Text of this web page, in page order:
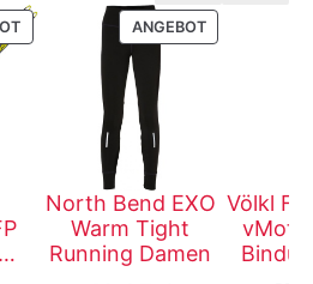
PRODUKT
ANGEBOTPRODUKT
North Bend EXO
Warm Tight
Running Damen
Völkl Flair